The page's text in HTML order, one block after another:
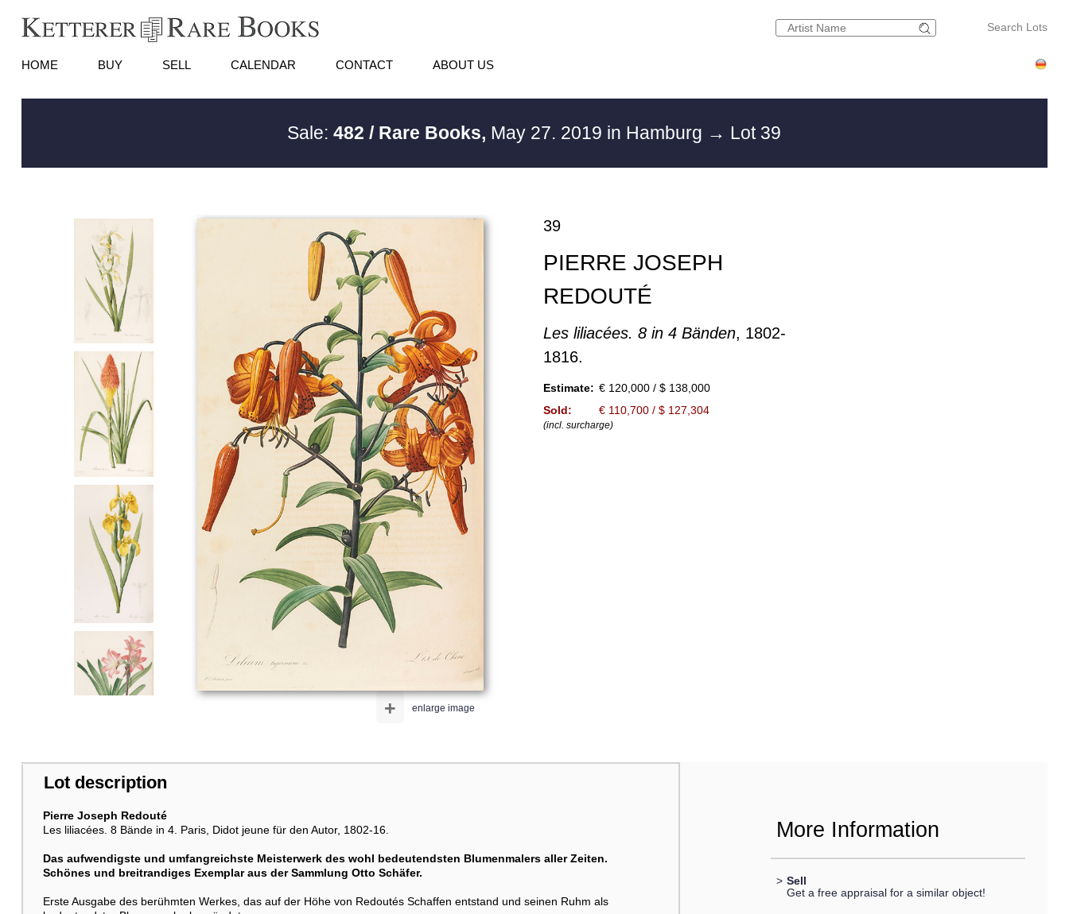
Search Lots
HOME BUY SELL CALENDAR CONTACT ABOUT US
Sale:482 / Rare Books, May 27. 2019 in Hamburg → Lot 39
enlarge image
+
39
PIERRE JOSEPH
REDOUTÉ
Les liliacées. 8 in 4 Bänden, 1802-
1816.
Estimate: € 120,000 / $ 138,000
Sold:
€ 110,700 / $ 127,304
(incl. surcharge)
Lot description
Pierre Joseph Redouté
Les liliacées. 8 Bände in 4. Paris, Didot jeune für den Autor, 1802-16.
Das aufwendigste und umfangreichste Meisterwerk des wohl bedeutendsten Blumenmalers aller Zeiten.
Schönes und breitrandiges Exemplar aus der Sammlung Otto Schäfer.
Erste Ausgabe des berühmten Werkes, das auf der Höhe von Redoutés Schaffen entstand und seinen Ruhm als
More Information
> Sell
Get a free appraisal for a similar object!